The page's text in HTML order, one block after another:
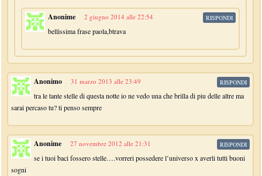
Anonime 2 giugno 2014 alle 22:54
bellissima frase paola,btrava
RISPONDI
Anonimo 31 marzo 2013 alle 23:49
tra le tante stelle di questa notte io ne vedo una che brilla di piu delle altre ma
sarai percaso tu? ti penso sempre
RISPONDI
Anonime 27 novembre 2012 alle 21:31
se i tuoi baci fossero stelle….vorreri possedere l’universo x averli tutti buoni
sogni
RISPONDI